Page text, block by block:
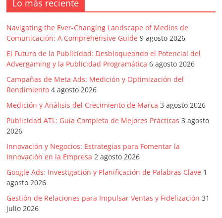
Lo más reciente
Navigating the Ever-Changing Landscape of Medios de
Comunicación: A Comprehensive Guide 9 agosto 2026
El Futuro de la Publicidad: Desbloqueando el Potencial del
Advergaming y la Publicidad Programática 6 agosto 2026
Campañas de Meta Ads: Medición y Optimización del
Rendimiento 4 agosto 2026
Medición y Análisis del Crecimiento de Marca 3 agosto 2026
Publicidad ATL: Guía Completa de Mejores Prácticas 3 agosto
2026
Innovación y Negocios: Estrategias para Fomentar la
Innovación en la Empresa 2 agosto 2026
Google Ads: Investigación y Planificación de Palabras Clave 1
agosto 2026
Gestión de Relaciones para Impulsar Ventas y Fidelización 31
julio 2026